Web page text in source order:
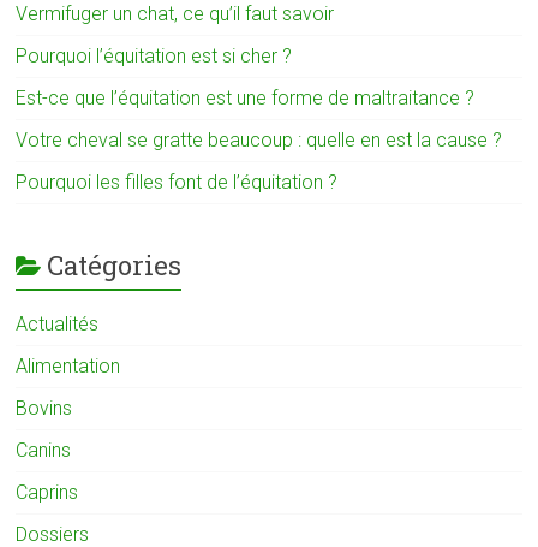
Vermifuger un chat, ce qu’il faut savoir
Pourquoi l’équitation est si cher ?
Est-ce que l’équitation est une forme de maltraitance ?
Votre cheval se gratte beaucoup : quelle en est la cause ?
Pourquoi les filles font de l’équitation ?
Catégories
Actualités
Alimentation
Bovins
Canins
Caprins
Dossiers